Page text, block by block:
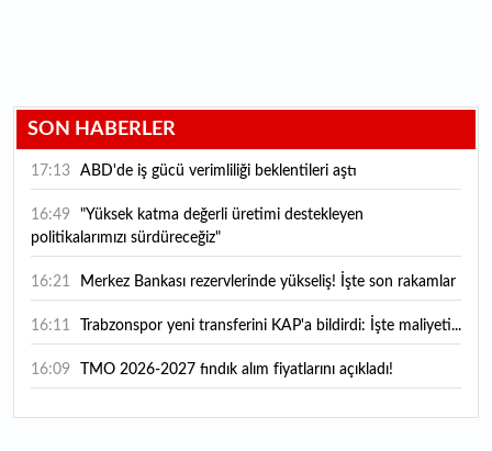
SON HABERLER
17:13 ABD'de iş gücü verimliliği beklentileri aştı
16:49
politikalarımızı sürdüreceğiz"
16:21 Merkez Bankası rezervlerinde yükseliş! İşte son rakamlar
16:11 Trabzonspor yeni transferini KAP'a bildirdi: İşte maliyeti...
16:09 TMO 2026-2027 fındık alım fiyatlarını açıkladı!